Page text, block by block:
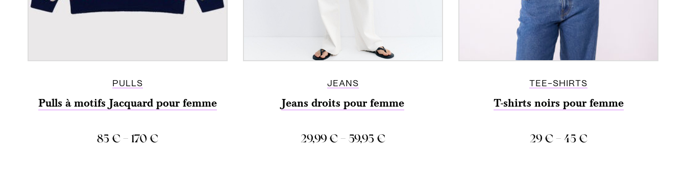
PULLS
Pulls à motifs Jacquard pour femme
85€– 170€
JEANS
Jeans droits pour femme
29,99€– 59,95€
TEE-SHIRTS
T-shirts noirs pour femme
29€– 45€